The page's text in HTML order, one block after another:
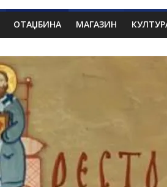
ОТАЏБИНА МАГАЗИН